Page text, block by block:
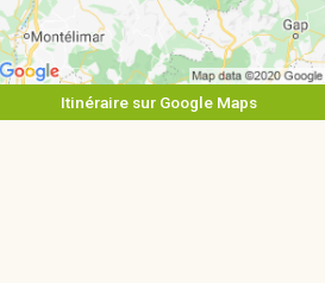
Itinéraire sur Google Maps